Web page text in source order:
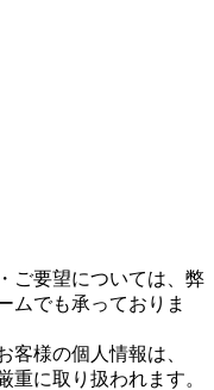
ご要望については、弊
ムでも承っておりま
様の個人情報は、
重に取り扱われます。